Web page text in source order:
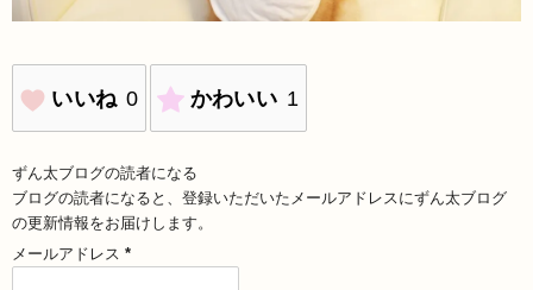
いいね 0 かわいい 1
ずん太ブログの読者になる
ブログの読者になると、登録いただいたメールアドレスにずん太ブログ
の更新情報をお届けします。
メールアドレス *